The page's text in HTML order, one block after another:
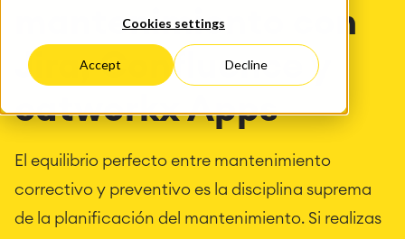
Cookies settings
Accept Decline
mantenimiento con
Jira, Confluence y
catworkx Apps
El equilibrio perfecto entre mantenimiento
correctivo y preventivo es la disciplina suprema
de la planificación del mantenimiento. Si realizas